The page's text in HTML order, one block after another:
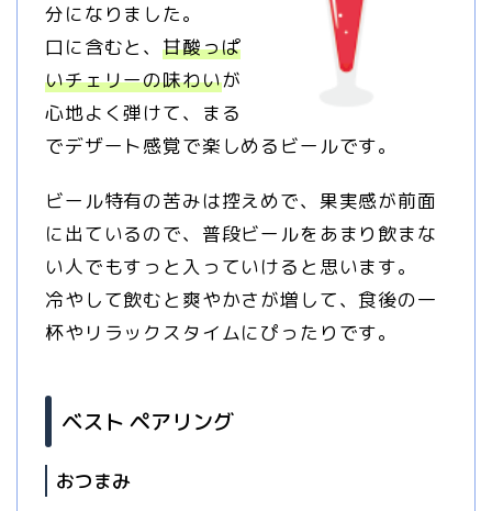
分になりました。
口に含むと、甘酸っぱ
いチェリーの味わいが
心地よく弾けて、まる
でデザート感覚で楽しめるビールです。
ビール特有の苦みは控えめで、果実感が前面
に出ているので、普段ビールをあまり飲まな
い人でもすっと入っていけると思います。
冷やして飲むと爽やかさが増して、食後の一
杯やリラックスタイムにぴったりです。
ベスト ペアリング
おつまみ